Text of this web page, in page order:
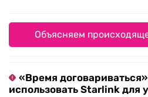
Объясняем
«Время
использовать Starlink для